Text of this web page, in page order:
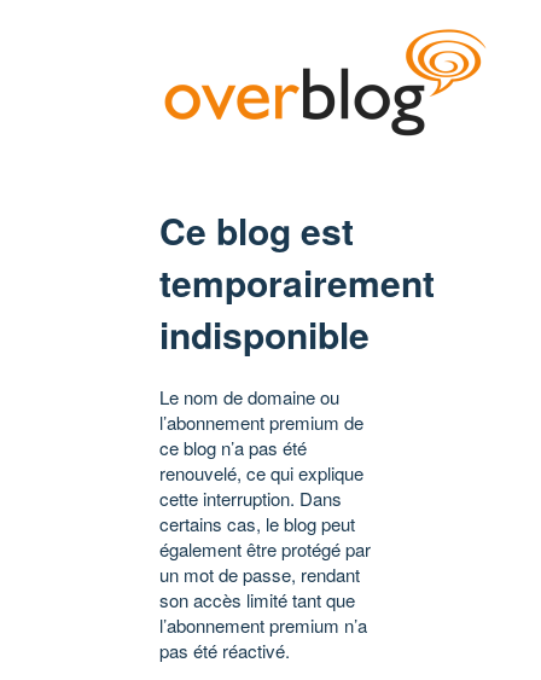
Ce blog est
temporairement
indisponible
Le nom de domaine ou
l’abonnement premium de
ce blog n’a pas été
renouvelé, ce qui explique
cette interruption. Dans
certains cas, le blog peut
également être protégé par
un mot de passe, rendant
son accès limité tant que
l’abonnement premium n’a
pas été réactivé.